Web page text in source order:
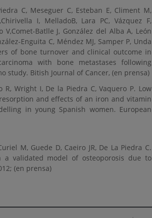
C, Meseguer C, Esteban E, Climent M,
I, MelladoB, Lara PC, Vázquez F,
Batlle J, González del Alba A, León
Enguita C, Méndez MJ, Samper P, Unda
of bone turnover and clinical outcome in
with bone metastases following
study. Bitish Journal of Cancer, (en prensa)
R, Wright I, De la Piedra C, Vaquero P. Low
and effects of an iron and vitamin
in young Spanish women. European
M, Guede D, Caeiro JR, De La Piedra C.
validated model of osteoporosis due to
(en prensa)